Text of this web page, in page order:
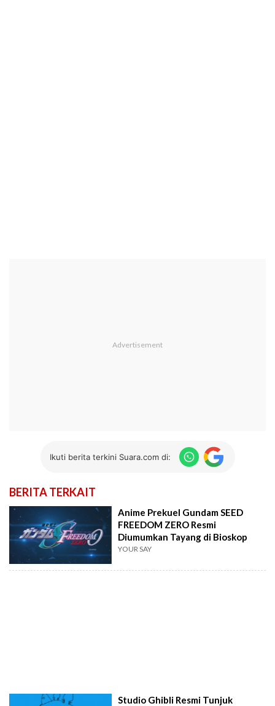
Ikuti berita terkini Suara.com di:
BERITA TERKAIT
Anime Prekuel Gundam SEED
FREEDOM ZERO Resmi
Diumumkan Tayang di Bioskop
YOUR SAY
Studio Ghibli Resmi Tunjuk